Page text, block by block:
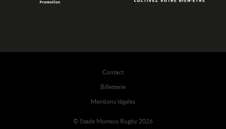
Contact
Billetterie
Mentions légales
© Stade Montois Rugby 2026